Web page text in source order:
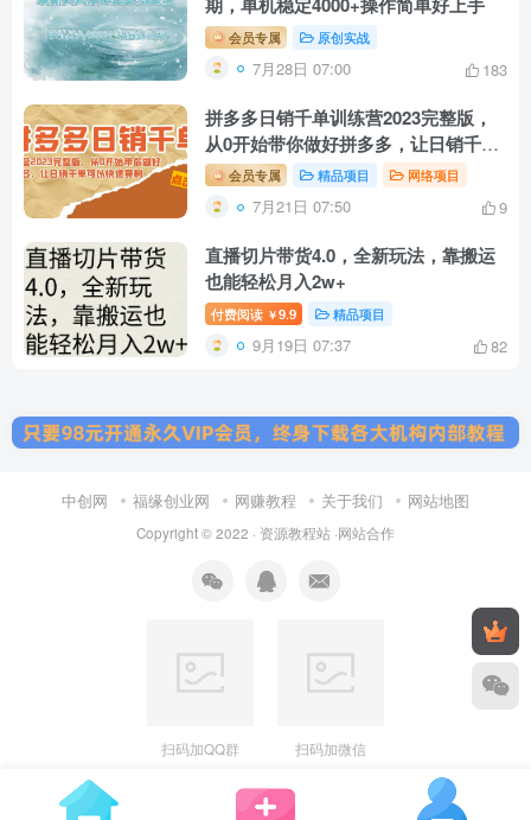
会员专属 原创实战
7月28日 07:00 183
拼多多日销千单训练营2023完整版，
从0开始带你做好拼多多，让日销千单
可…会员专属 精品项目 网络项目
7月21日 07:50 9
直播切片带货4.0，全新玩法，靠搬运
也能轻松月入2w+
付费阅读 ￥9.9 精品项目
9月19日 07:37 82
中创网 福缘创业网 网赚教程 关于我们 网站地图
Copyright © 2022 · 资源教程站 ·网站合作
扫码加QQ群 扫码加微信